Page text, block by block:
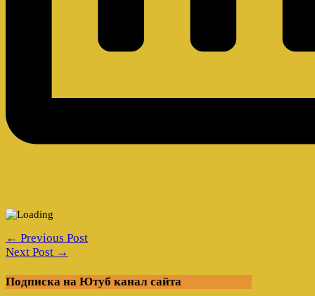
← Previous Post
Next Post →
Подписка на Ютуб канал сайта